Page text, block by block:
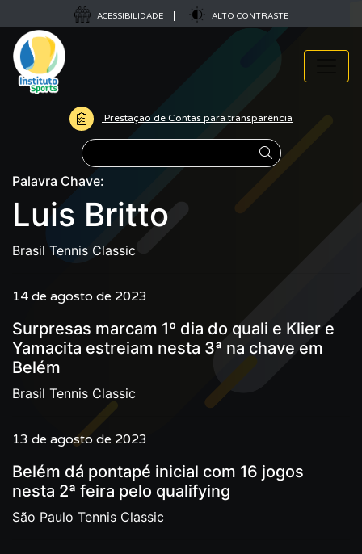
ACESSIBILIDADE ALTO CONTRASTE
Prestação de Contas para transparência
Pesquisar
Palavra Chave:
Luis Britto
Brasil Tennis Classic
14 de agosto de 2023
Surpresas marcam 1º dia do quali e Klier e
Yamacita estreiam nesta 3ª na chave em
Belém
Brasil Tennis Classic
13 de agosto de 2023
Belém dá pontapé inicial com 16 jogos
nesta 2ª feira pelo qualifying
São Paulo Tennis Classic